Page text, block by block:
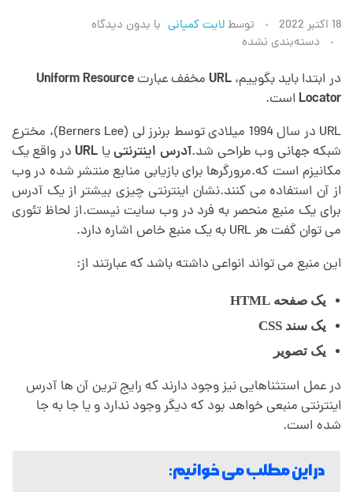
U
R
L
چ
ی
س
ت
18 اکتبر 2022 توسطلایت کمپانی با بدون دیدگاه
دسته‌بندی نشده
در ابتدا باید بگوییم،URLمخفف عبارتUniform Resource
Locator است.
URL در سال 1994 میلادی توسط برنرز لی (Berners Lee)، مخترع
شبکه جهانی وب طراحی شد.آدرس اینترنتییا URLدر واقع یک
مکانیزم است که.مرورگر­ها برای بازیابی منابع منتشر شده در وب
از آن استفاده می کنند.نشان اینترنتی چیزی بیشتر از یک آدرس
برای یک منبع منحصر به فرد در وب سایت نیست.از لحاظ تئوری
می­ توان گفت هر URL به یک منبع خاص اشاره دارد.
این منبع می­ تواند انواعی داشته باشد که عبارتند از:
یک صفحه HTML
یک سند CSS
یک تصویر
در عمل استثناهایی نیز وجود دارند که رایج ترین آن ها آدرس
اینترنتی منبعی خواهد بود که دیگر وجود ندارد و یا جا به­ جا
شده است.
در این مطلب می خوانیم: